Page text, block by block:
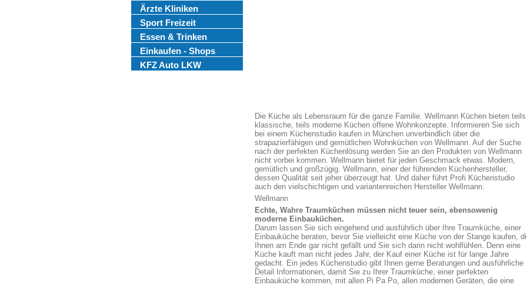
Ärzte Kliniken
Sport Freizeit
Essen & Trinken
Einkaufen - Shops
KFZ Auto LKW
Die Küche als Lebensraum für die ganze Familie. Wellmann Küchen bieten teils
klassische, teils moderne Küchen offene Wohnkonzepte. Informieren Sie sich
bei einem Küchenstudio kaufen in München unverbindlich über die
strapazierfähigen und gemütlichen Wohnküchen von Wellmann. Auf der Suche
nach der perfekten Küchenlösung werden Sie an den Produkten von Wellmann
nicht vorbei kommen. Wellmann bietet für jeden Geschmack etwas. Modern,
gemütlich und großzügig. Wellmann, einer der führenden Küchenhersteller,
dessen Qualität seit jeher überzeugt hat. Und daher führt Profi Küchenstudio
auch den vielschichtigen und variantenreichen Hersteller Wellmann.
Wellmann
Echte, Wahre Traumküchen müssen nicht teuer sein, ebensowenig
moderne Einbauküchen.
Darum lassen Sie sich eingehend und ausführlich über Ihre Traumküche, einer
Einbauküche beraten, bevor Sie vielleicht eine Küche von der Stange kaufen,
Ihnen am Ende gar nicht gefällt und Sie sich darin nicht wohlfühlen. Denn eine
Küche kauft man nicht jedes Jahr, der Kauf einer Küche ist für lange Jahre
gedacht. Ein jedes Küchenstudio gibt Ihnen gerne Beratungen und ausführliche
Detail Informationen, damit Sie zu Ihrer Traumküche, einer perfekten
Einbauküche kommen, mit allen Pi Pa Po, allen modernen Geräten, die eine